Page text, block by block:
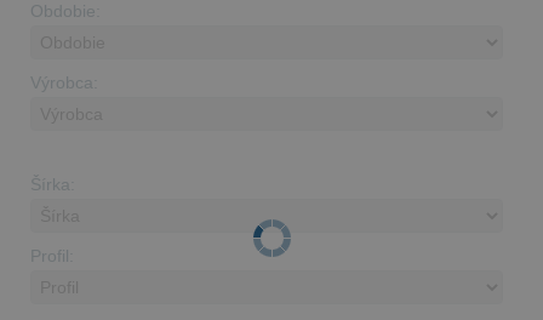
Obdobie:
Výrobca:
Šírka:
Profil: